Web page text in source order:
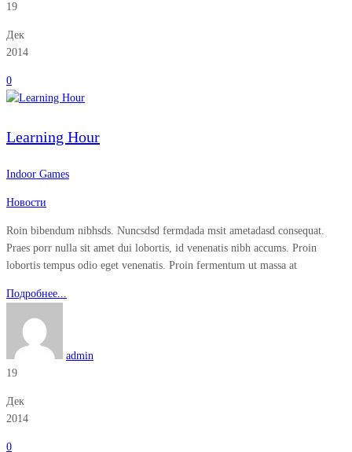
19
Дек
2014
0
Learning Hour
Indoor Games
Новости
Roin bibendum nibhsds. Nuncsdsd fermdada msit ametadasd consequat.
Praes porr nulla sit amet dui lobortis, id venenatis nibh accums. Proin
lobortis tempus odio eget venenatis. Proin fermentum ut massa at
Подробнее...
admin
19
Дек
2014
0